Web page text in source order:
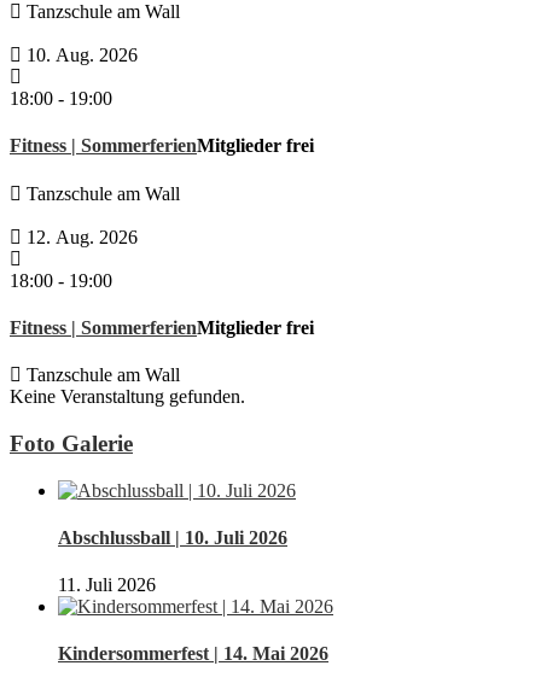
Tanzschule am Wall
10. Aug. 2026
18:00 - 19:00
Fitness | SommerferienMitglieder frei
Tanzschule am Wall
12. Aug. 2026
18:00 - 19:00
Fitness | SommerferienMitglieder frei
Tanzschule am Wall
Keine Veranstaltung gefunden.
Foto Galerie
Abschlussball | 10. Juli 2026
11. Juli 2026
Kindersommerfest | 14. Mai 2026